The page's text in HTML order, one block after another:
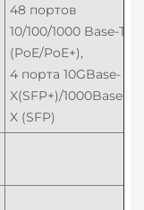
48 портов
10/100/1000 Base-T
(PoE/PoE+),
4 порта 10GBase-
X(SFP+)/1000Base-
X (SFP)